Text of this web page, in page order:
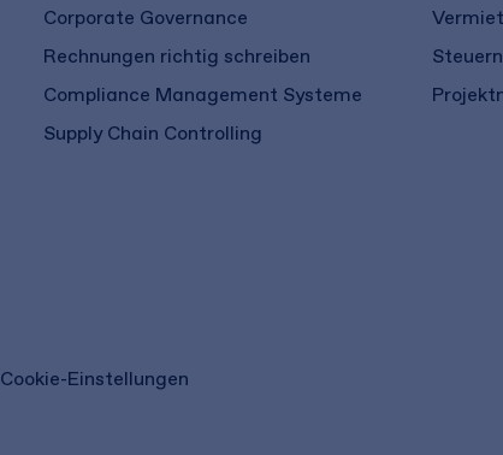
Corporate Governance
Rechnungen richtig schreiben
Compliance Management Systeme
Supply Chain Controlling
Cookie-Einstellungen